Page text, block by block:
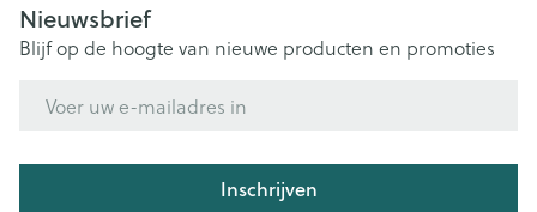
Nieuwsbrief
Blijf op de hoogte van nieuwe producten en promoties
Inschrijven